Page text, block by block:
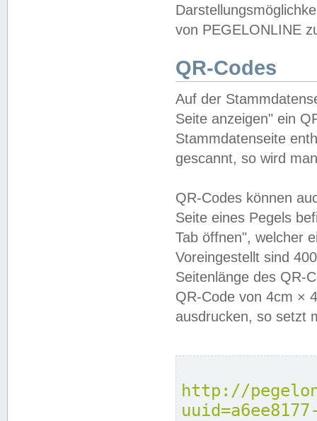
von PEGELONLINE
QR-Codes
Auf der
Seite anzeigen" ein
Stammdatenseite
gescannt, so wird
QR-Codes können
Seite eines Pegels
Tab öffnen", welcher
Voreingestellt sind
Seitenlänge des QR-
QR-Code von 4cm ×
ausdrucken, so setzt
http://